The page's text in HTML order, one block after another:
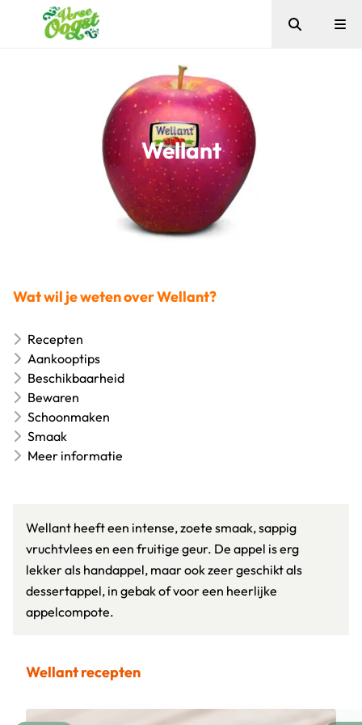
Zoeken
Wellant
Wat wil je weten over Wellant?
Recepten
Aankooptips
Beschikbaarheid
Bewaren
Schoonmaken
Smaak
Meer informatie
Wellant heeft een intense, zoete smaak, sappig
vruchtvlees en een fruitige geur. De appel is erg
lekker als handappel, maar ook zeer geschikt als
dessertappel, in gebak of voor een heerlijke
appelcompote.
Wellant recepten